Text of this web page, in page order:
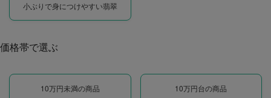
小ぶりで身につけやすい翡翠
価格帯で選ぶ
10万円未満の商品 10万円台の商品